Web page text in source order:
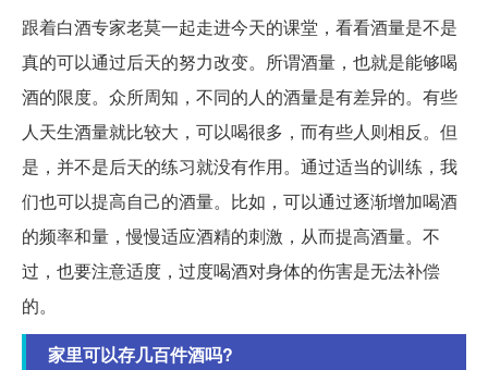
跟着白酒专家老莫一起走进今天的课堂，看看酒量是不是
真的可以通过后天的努力改变。所谓酒量，也就是能够喝
酒的限度。众所周知，不同的人的酒量是有差异的。有些
人天生酒量就比较大，可以喝很多，而有些人则相反。但
是，并不是后天的练习就没有作用。通过适当的训练，我
们也可以提高自己的酒量。比如，可以通过逐渐增加喝酒
的频率和量，慢慢适应酒精的刺激，从而提高酒量。不
过，也要注意适度，过度喝酒对身体的伤害是无法补偿
的。
家里可以存几百件酒吗?